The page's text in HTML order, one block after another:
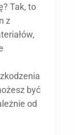
Tak, to
z
być
od